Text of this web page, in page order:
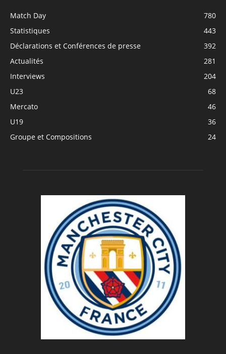
Match Day
780
Statistiques
443
Déclarations et Conférences de presse
392
Actualités
281
Interviews
204
U23
68
Mercato
46
U19
36
Groupe et Compositions
24